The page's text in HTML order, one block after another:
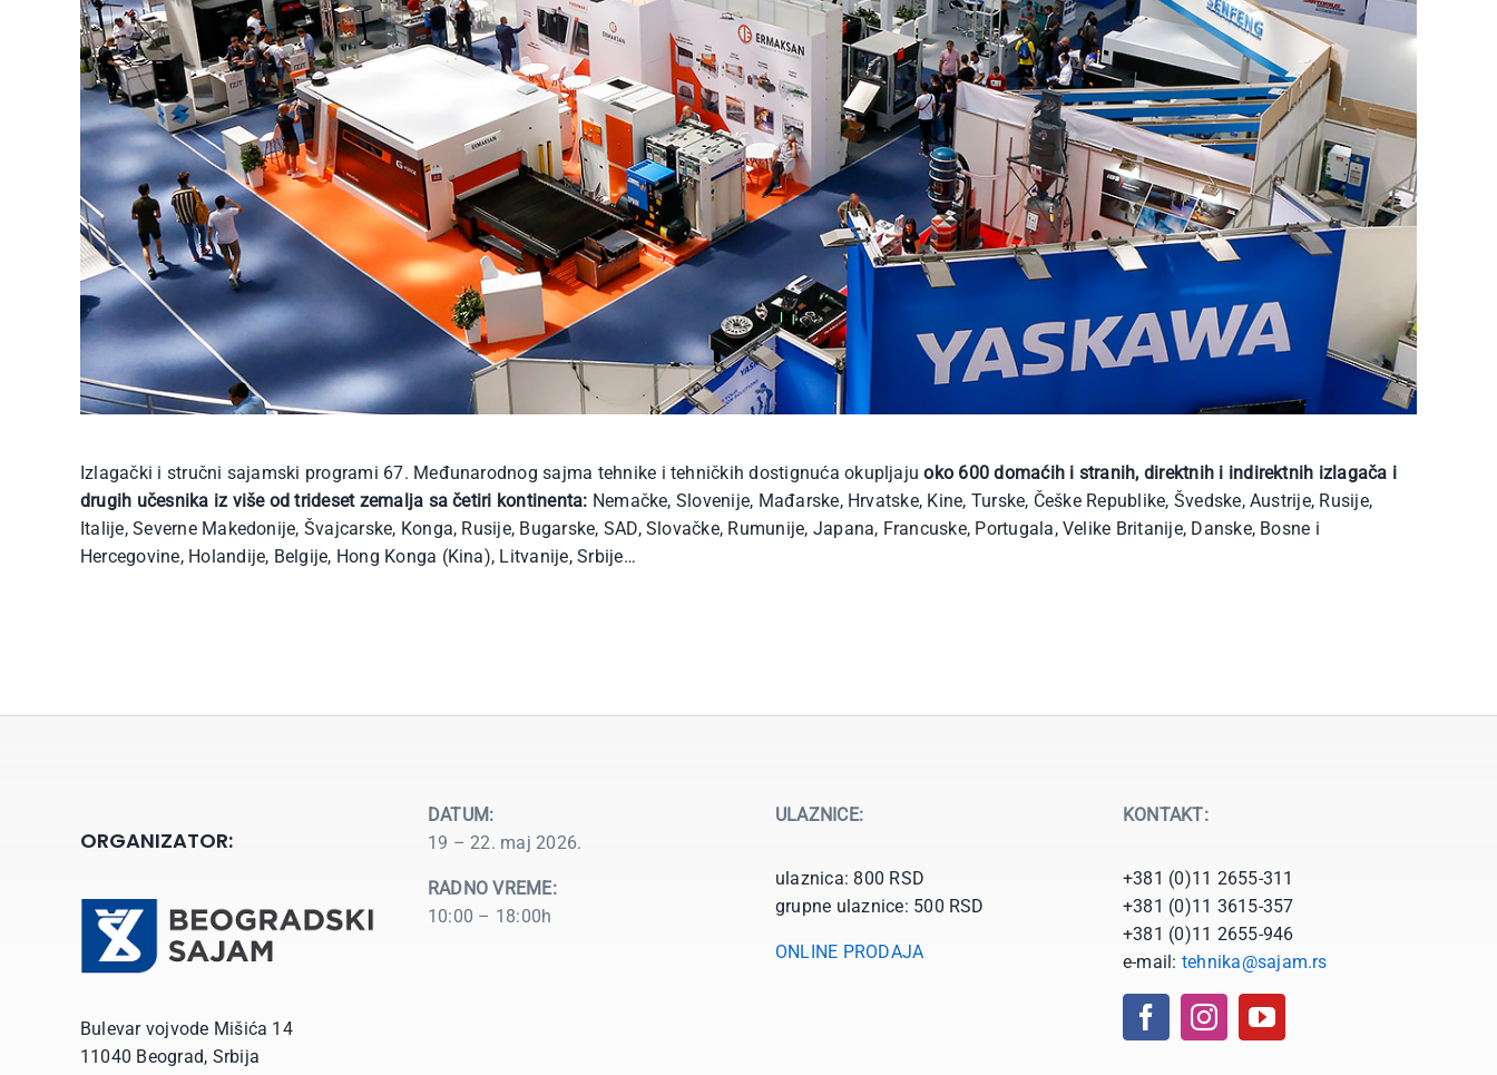
Izlagački i stručni sajamski programi 67. Međunarodnog sajma tehnike i tehničkih dostignuća okupljajuoko 600 domaćih i stranih, direktnih i indirektnih izlagača i
drugih učesnika iz više od trideset zemalja sa četiri kontinenta: Nemačke, Slovenije, Mađarske, Hrvatske, Kine, Turske, Češke Republike, Švedske, Austrije, Rusije,
Italije, Severne Makedonije, Švajcarske, Konga, Rusije, Bugarske, SAD, Slovačke, Rumunije, Japana, Francuske, Portugala, Velike Britanije, Danske, Bosne i
Hercegovine, Holandije, Belgije, Hong Konga (Kina), Litvanije, Srbije…
ORGANIZATOR:
Bulevar vojvode Mišića 14
11040 Beograd, Srbija
DATUM:
19 – 22. maj 2026.
RADNO VREME:
10:00 – 18:00h
ULAZNICE:
ulaznica: 800 RSD
grupne ulaznice: 500 RSD
ONLINE PRODAJA
KONTAKT:
+381 (0)11 2655-311
+381 (0)11 3615-357
+381 (0)11 2655-946
e-mail: tehnika@sajam.rs